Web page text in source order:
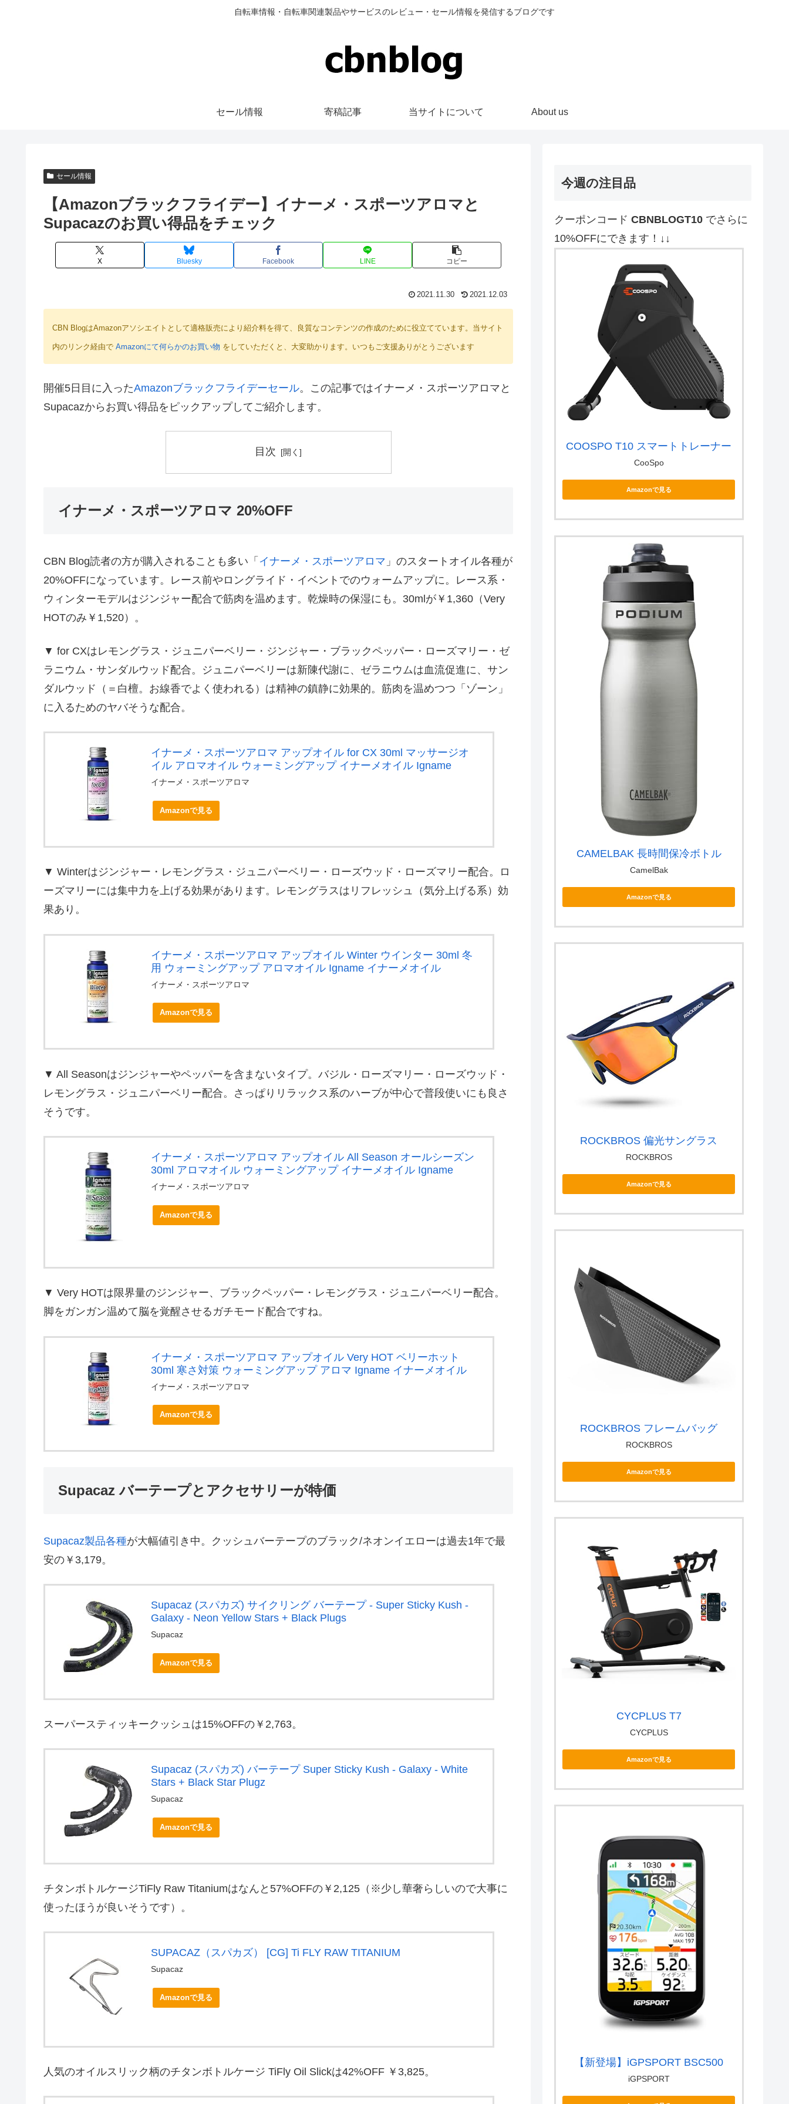
自転車情報・自転車関連製品やサービスのレビュー・セール情報を発信するブログです
セール情報 寄稿記事 当サイトについて About us
セール情報
【Amazonブラックフライデー】イナーメ・スポーツアロマと
Supacazのお買い得品をチェック
X Bluesky Facebook LINE コピー
2021.11.30 2021.12.03
CBN BlogはAmazonアソシエイトとして適格販売により紹介料を得て、良質なコンテンツの作成のために役立てています。当サイト
内のリンク経由で Amazonにて何らかのお買い物 をしていただくと、大変助かります。いつもご支援ありがとうございます
開催5日目に入ったAmazonブラックフライデーセール。この記事ではイナーメ・スポーツアロマと
Supacazからお買い得品をピックアップしてご紹介します。
目次
イナーメ・スポーツアロマ 20%OFF
CBN Blog読者の方が購入されることも多い「 イナーメ・スポーツアロマ 」のスタートオイル各種が
20%OFFになっています。レース前やロングライド・イベントでのウォームアップに。レース系・
ウィンターモデルはジンジャー配合で筋肉を温めます。乾燥時の保湿にも。30mlが￥1,360（Very
HOTのみ￥1,520）。
▼ for CXはレモングラス・ジュニパーベリー・ジンジャー・ブラックペッパー・ローズマリー・ゼ
ラニウム・サンダルウッド配合。ジュニパーベリーは新陳代謝に、ゼラニウムは血流促進に、サン
ダルウッド（＝白檀。お線香でよく使われる）は精神の鎮静に効果的。筋肉を温めつつ「ゾーン」
に入るためのヤバそうな配合。
イナーメ・スポーツアロマ アップオイル for CX 30ml マッサージオ
イル アロマオイル ウォーミングアップ イナーメオイル Igname
イナーメ・スポーツアロマ
Amazonで見る
▼ Winterはジンジャー・レモングラス・ジュニパーベリー・ローズウッド・ローズマリー配合。ロ
ーズマリーには集中力を上げる効果があります。レモングラスはリフレッシュ（気分上げる系）効
果あり。
イナーメ・スポーツアロマ アップオイル Winter ウインター 30ml 冬
用 ウォーミングアップ アロマオイル Igname イナーメオイル
イナーメ・スポーツアロマ
Amazonで見る
▼ All Seasonはジンジャーやペッパーを含まないタイプ。バジル・ローズマリー・ローズウッド・
レモングラス・ジュニパーベリー配合。さっぱりリラックス系のハーブが中心で普段使いにも良さ
そうです。
イナーメ・スポーツアロマ アップオイル All Season オールシーズン
30ml アロマオイル ウォーミングアップ イナーメオイル Igname
イナーメ・スポーツアロマ
Amazonで見る
▼ Very HOTは限界量のジンジャー、ブラックペッパー・レモングラス・ジュニパーベリー配合。
脚をガンガン温めて脳を覚醒させるガチモード配合ですね。
イナーメ・スポーツアロマ アップオイル Very HOT ベリーホット
30ml 寒さ対策 ウォーミングアップ アロマ Igname イナーメオイル
イナーメ・スポーツアロマ
Amazonで見る
Supacaz バーテープとアクセサリーが特価
Supacaz製品各種が大幅値引き中。クッシュバーテープのブラック/ネオンイエローは過去1年で最
安の￥3,179。
Supacaz (スパカズ) サイクリング バーテープ - Super Sticky Kush -
Galaxy - Neon Yellow Stars + Black Plugs
Supacaz
Amazonで見る
スーパースティッキークッシュは15%OFFの￥2,763。
Supacaz (スパカズ) バーテープ Super Sticky Kush - Galaxy - White
Stars + Black Star Plugz
Supacaz
Amazonで見る
チタンボトルケージTiFly Raw Titaniumはなんと57%OFFの￥2,125（※少し華奢らしいので大事に
使ったほうが良いそうです）。
SUPACAZ（スパカズ） [CG] Ti FLY RAW TITANIUM
Supacaz
Amazonで見る
人気のオイルスリック柄のチタンボトルケージ TiFly Oil Slickは42%OFF ￥3,825。
今週の注目品
クーポンコード CBNBLOGT10 でさらに
10%OFFにできます！↓↓
COOSPO T10 スマートトレーナー
CooSpo
Amazonで見る
CAMELBAK 長時間保冷ボトル
CamelBak
Amazonで見る
ROCKBROS 偏光サングラス
ROCKBROS
Amazonで見る
ROCKBROS フレームバッグ
ROCKBROS
Amazonで見る
CYCPLUS T7
CYCPLUS
Amazonで見る
【新登場】iGPSPORT BSC500
iGPSPORT